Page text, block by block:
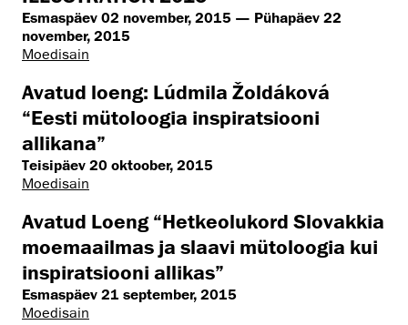
Esmaspäev 02 november, 2015 — Pühapäev 22
november, 2015
Moedisain
Avatud loeng: Lúdmila Žoldáková
“Eesti mütoloogia inspiratsiooni
allikana”
Teisipäev 20 oktoober, 2015
Moedisain
Avatud Loeng “Hetkeolukord Slovakkia
moemaailmas ja slaavi mütoloogia kui
inspiratsiooni allikas”
Esmaspäev 21 september, 2015
Moedisain